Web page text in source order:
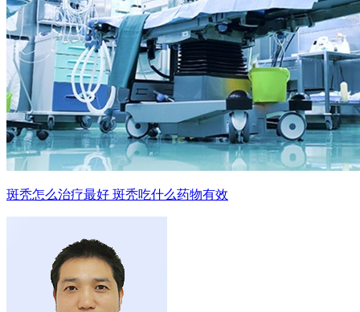
斑秃怎么治疗最好 斑秃吃什么药物有效